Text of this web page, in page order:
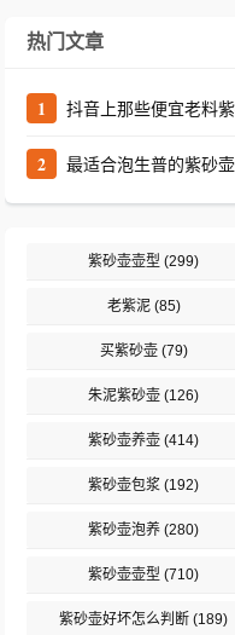
热门文章
1 抖音上那些便宜老料
2 最适合泡生普的紫砂
紫砂壶壶型 (299)
老紫泥(85)
买紫砂壶(79)
朱泥紫砂壶 (126)
紫砂壶养壶 (414)
紫砂壶包浆 (192)
紫砂壶泡养 (280)
紫砂壶壶型 (710)
紫砂壶好坏怎么判断 (189)